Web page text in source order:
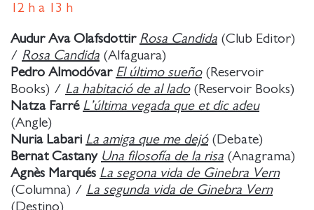
12 h a 13 h
Audur Ava Olafsdottir Rosa Candida (Club Editor)
/ Rosa Candida (Alfaguara)
Pedro Almodóvar El último sueño(Reservoir
Books) / La habitació de al lado(Reservoir Books)
Natza Farré L’última vegada que et dic adeu
(Angle)
Nuria Labari La amiga que me dejó(Debate)
Bernat Castany Una filosofía de la risa (Anagrama)
Agnès Marqués La segona vida de Ginebra Vern
(Columna) / La segunda vida de Ginebra Vern
(Destino)